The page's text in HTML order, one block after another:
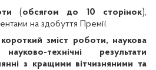
(обсягом до 10 сторінок),
на здобуття Премії.
короткий зміст роботи, наукова
технічні результати
з кращими вітчизняними та